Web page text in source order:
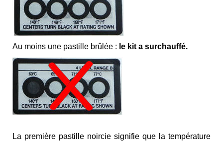
Au moins une pastille brûlée : le kit a surchauffé.
La première pastille noircie signifie que la température